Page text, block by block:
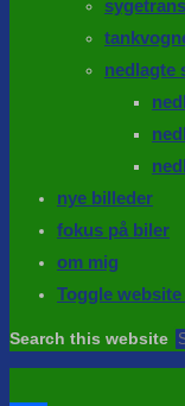
nedlagte
nye billeder
fokus på biler
om mig
Toggle
Search this website